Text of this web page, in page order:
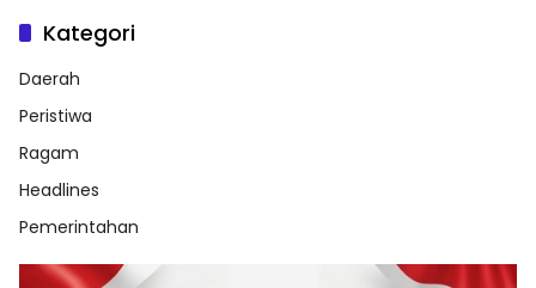
Kategori
Daerah
Peristiwa
Ragam
Headlines
Pemerintahan